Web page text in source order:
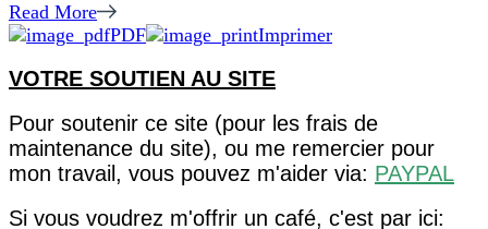
Read More
PDF
Imprimer
VOTRE SOUTIEN AU SITE
Pour soutenir ce site (pour les frais de
maintenance du site), ou me remercier pour
mon travail, vous pouvez m'aider via: PAYPAL
Si vous voudrez m'offrir un café, c'est par ici: